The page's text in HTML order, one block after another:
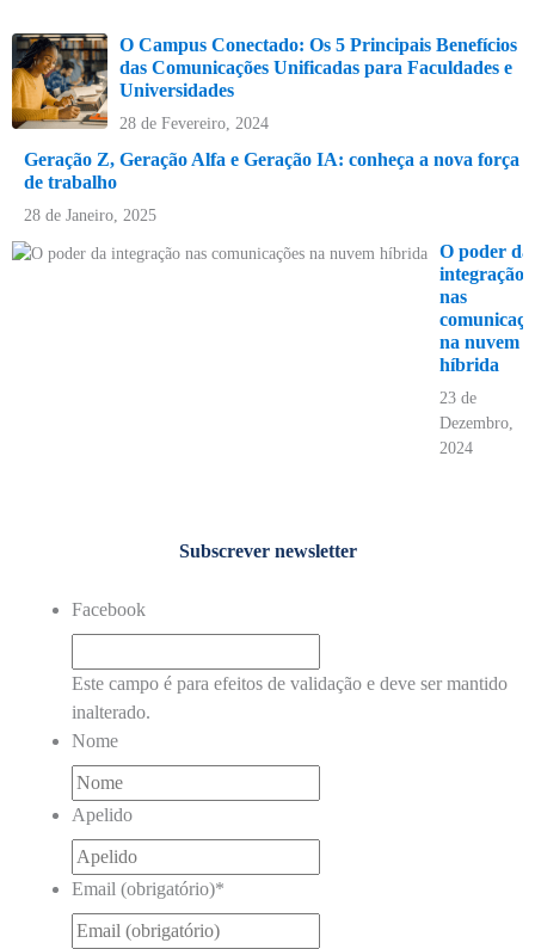
O Campus Conectado: Os 5 Principais Benefícios
das Comunicações Unificadas para Faculdades e
Universidades
28 de Fevereiro, 2024
Geração Z, Geração Alfa e Geração IA: conheça a nova força
de trabalho
28 de Janeiro, 2025
O poder da
integração
nas
na nuvem
híbrida
23 de
Dezembro,
2024
Subscrever newsletter
Facebook
Este campo é para efeitos de validação e deve ser mantido
inalterado.
Nome
Apelido
Email (obrigatório)*